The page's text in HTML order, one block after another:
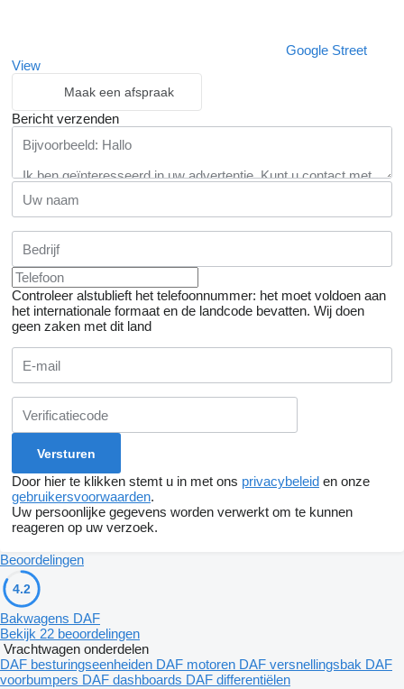
Google Street
View
Maak een afspraak
Bericht verzenden
Controleer alstublieft het telefoonnummer: het moet voldoen aan
het internationale formaat en de landcode bevatten. Wij doen
geen zaken met dit land
Door hier te klikken stemt u in met ons privacybeleid en onze
gebruikersvoorwaarden.
Uw persoonlijke gegevens worden verwerkt om te kunnen
reageren op uw verzoek.
Beoordelingen
4.2
Bakwagens DAF
Bekijk 22 beoordelingen
Vrachtwagen onderdelen
DAF besturingseenheiden DAF motoren DAF versnellingsbak DAF
voorbumpers DAF dashboards DAF differentiëlen